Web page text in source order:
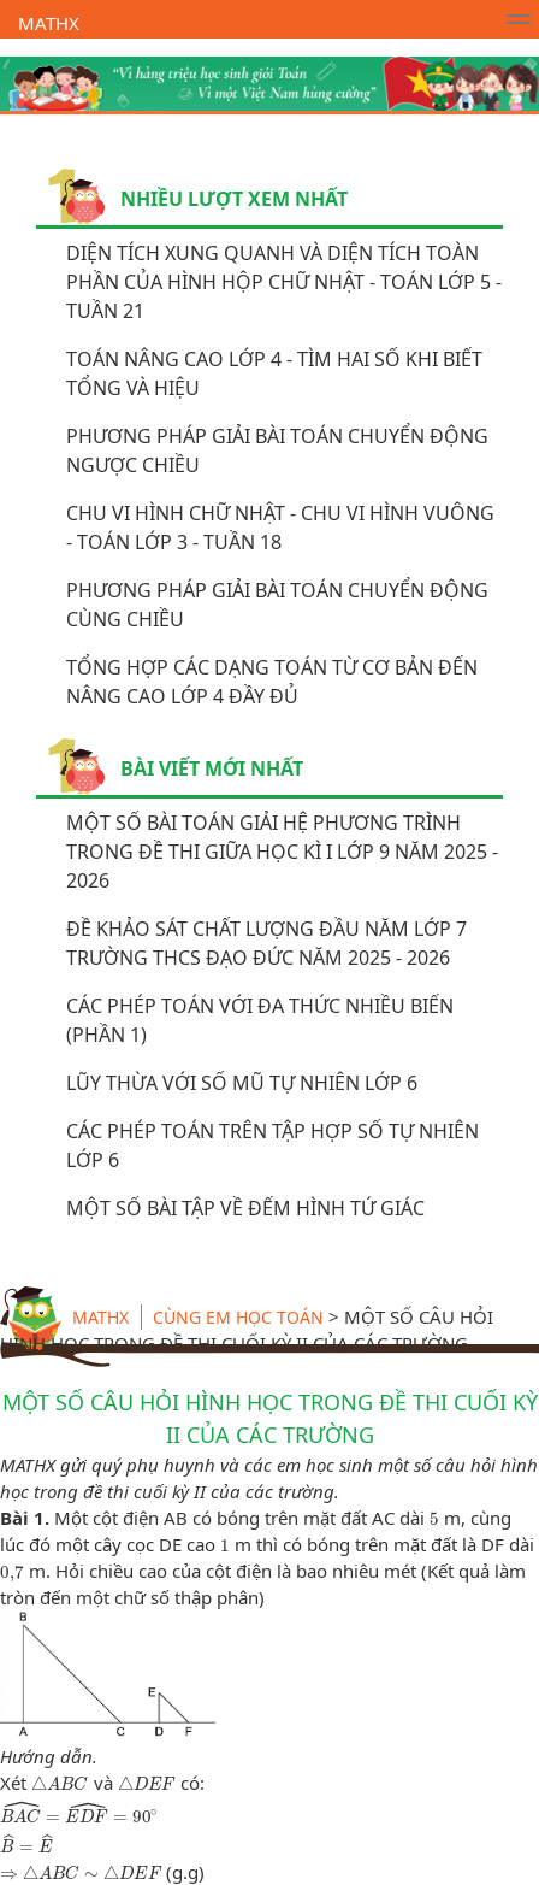
MATHX
Trường Toán Online MATHX Học toán - Lớp 1
NHIỀU LƯỢT XEM NHẤT
DIỆN TÍCH XUNG QUANH VÀ DIỆN TÍCH TOÀN
PHẦN CỦA HÌNH HỘP CHỮ NHẬT - TOÁN LỚP 5 -
TUẦN 21
TOÁN NÂNG CAO LỚP 4 - TÌM HAI SỐ KHI BIẾT
TỔNG VÀ HIỆU
PHƯƠNG PHÁP GIẢI BÀI TOÁN CHUYỂN ĐỘNG
NGƯỢC CHIỀU
CHU VI HÌNH CHỮ NHẬT - CHU VI HÌNH VUÔNG
- TOÁN LỚP 3 - TUẦN 18
PHƯƠNG PHÁP GIẢI BÀI TOÁN CHUYỂN ĐỘNG
CÙNG CHIỀU
TỔNG HỢP CÁC DẠNG TOÁN TỪ CƠ BẢN ĐẾN
NÂNG CAO LỚP 4 ĐẦY ĐỦ
BÀI VIẾT MỚI NHẤT
MỘT SỐ BÀI TOÁN GIẢI HỆ PHƯƠNG TRÌNH
TRONG ĐỀ THI GIỮA HỌC KÌ I LỚP 9 NĂM 2025 -
2026
ĐỀ KHẢO SÁT CHẤT LƯỢNG ĐẦU NĂM LỚP 7
TRƯỜNG THCS ĐẠO ĐỨC NĂM 2025 - 2026
CÁC PHÉP TOÁN VỚI ĐA THỨC NHIỀU BIẾN
(PHẦN 1)
LŨY THỪA VỚI SỐ MŨ TỰ NHIÊN LỚP 6
CÁC PHÉP TOÁN TRÊN TẬP HỢP SỐ TỰ NHIÊN
LỚP 6
MỘT SỐ BÀI TẬP VỀ ĐẾM HÌNH TỨ GIÁC
MATHX CÙNG EM HỌC TOÁN > MỘT SỐ CÂU HỎI
HÌNH HỌC TRONG ĐỀ THI CUỐI KỲ II CỦA CÁC TRƯỜNG
MỘT SỐ CÂU HỎI HÌNH HỌC TRONG ĐỀ THI CUỐI KỲ
II CỦA CÁC TRƯỜNG
MATHX gửi quý phụ huynh và các em học sinh một số câu hỏi hình
học trong đề thi cuối kỳ II của các trường.
Bài 1. Một cột điện AB có bóng trên mặt đất AC dài 5
5 m, cùng
lúc đó một cây cọc DE cao 1
1 m thì có bóng trên mặt đất là DF dài
0,7
0,7 m. Hỏi chiều cao của cột điện là bao nhiêu mét (Kết quả làm
tròn đến một chữ số thập phân)
Hướng dẫn.
Xét △A BC
△ABC và △DEF
△ DEF có:
BAC
ˆ = EDF
ˆ = 90∘
BAC^ DF^=
B
ˆ = E
ˆ
B^ E^
⇒ △ A BC ∼ △ DEF
⇒ AB C ∼ E F (g.g)